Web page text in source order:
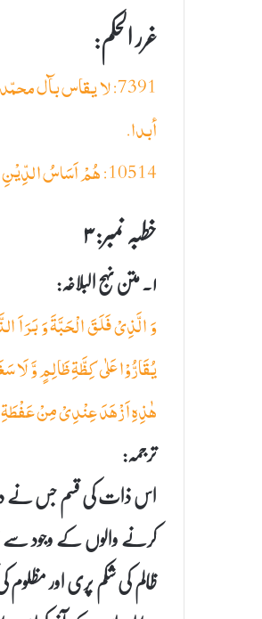
غرر الحکم:
7391: لا یقاس بآل
أبدا.
10514: هُمْ اَسَاسُ الدِّیْنِ، وَ عِمَادُ الْیَقِیْنِ، اِلَیْهِمْ یَفِیْٓءُ الْغَالِیْ وَ بِهِمْ یَلْحَقُ التَّالِیْ۔
خطبہ نمبر: ۳
۱۔ متن نہج البلاغہ:
وَ الَّذِیْ فَلَقَ الْحَبَّةَ وَ بَرَاَ
یُقَارُّوْا عَلٰى كِظَّةِ ظَالِمٍ وَّ
هٰذِهِ اَزْهَدَ عِنْدِیْ مِنْ
ترجمہ:
اس ذات کی قسم جس نے
کرنے والوں کے وجود سے
ظالم کی شکم پری اور